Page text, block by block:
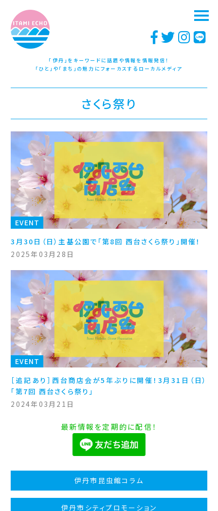
「伊丹」をキーワードに話題や情報を情報発信！
「ひと」や「まち」の魅力にフォーカスするローカルメディア
さくら祭り
EVENT
3月30日（日）主基公園で「第8回 西台さくら祭り」開催！
2025年03月28日
EVENT
［追記あり］西台商店会が5年ぶりに開催！3月31日（日）
「第7回 西台さくら祭り」
2024年03月21日
最新情報を定期的に配信！
伊丹市昆虫館コラム
伊丹市シティプロモーション